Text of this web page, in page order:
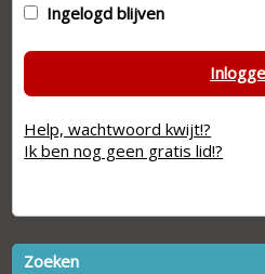
Ingelogd blijven
Help, wachtwoord kwijt!?
Ik ben nog geen gratis lid!?
Zoeken